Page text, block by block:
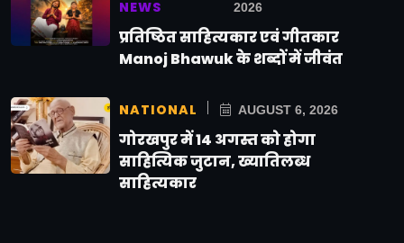
NEWS
2026
प्रतिष्ठित साहित्यकार एवं गीतकार
Manoj Bhawuk के शब्दों में जीवंत
NATIONAL AUGUST 6, 2026
गोरखपुर में 14 अगस्त को होगा
साहित्यिक जुटान, ख्यातिलब्ध
साहित्यकार